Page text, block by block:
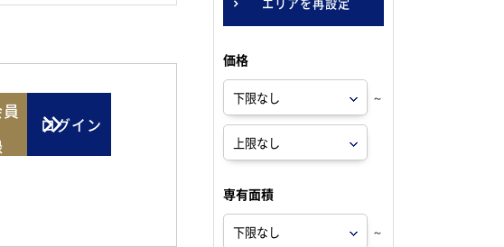
ログイン
価格
～
専有面積
～